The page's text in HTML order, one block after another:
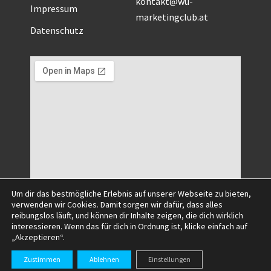
Impressum
Datenschutz
marketingclub.at
©2025 All Right Reserved.
Um dir das bestmögliche Erlebnis auf unserer Webseite zu bieten,
verwenden wir Cookies. Damit sorgen wir dafür, dass alles
reibungslos läuft, und können dir Inhalte zeigen, die dich wirklich
interessieren. Wenn das für dich in Ordnung ist, klicke einfach auf
„Akzeptieren“.
Zustimmen Ablehnen Einstellungen